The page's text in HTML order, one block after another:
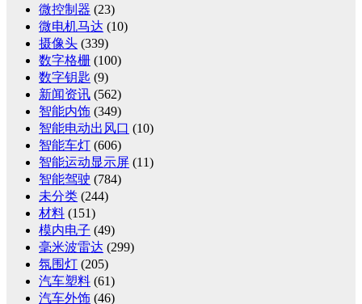
微控制器 (23)
微电机马达 (10)
摄像头 (339)
数字格栅 (100)
数字钥匙 (9)
新闻资讯 (562)
智能内饰 (349)
智能电动出风口 (10)
智能车灯 (606)
智能运动显示屏 (11)
智能驾驶 (784)
未分类 (244)
材料 (151)
模内电子 (49)
毫米波雷达 (299)
氛围灯 (205)
汽车塑料 (61)
汽车外饰 (46)